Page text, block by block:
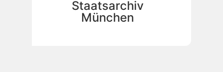
Staatsarchiv
München